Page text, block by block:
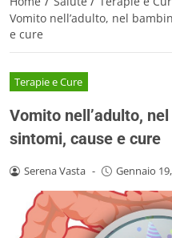
Vomito nell’adulto, nel
e cure
Terapie e Cure
Vomito nell’adulto,
sintomi, cause e cure
Serena Vasta - Gennaio